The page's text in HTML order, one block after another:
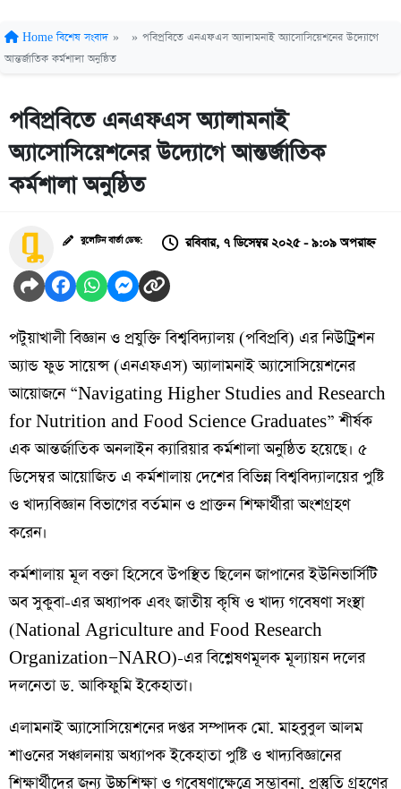
Home বিশেষ সংবাদ » » পবিপ্রবিতে এনএফএস অ্যালামনাই অ্যাসোসিয়েশনের উদ্যোগে
আন্তর্জাতিক কর্মশালা অনুষ্ঠিত
পবিপ্রবিতে এনএফএস অ্যালামনাই
অ্যাসোসিয়েশনের উদ্যোগে আন্তর্জাতিক
কর্মশালা অনুষ্ঠিত
বুলেটিন বার্তা ডেস্ক: রবিবার, ৭ ডিসেম্বর ২০২৫ - ৯:০৯ অপরাহ্ন
পটুয়াখালী বিজ্ঞান ও প্রযুক্তি বিশ্ববিদ্যালয় (পবিপ্রবি) এর নিউট্রিশন
অ্যান্ড ফুড সায়েন্স (এনএফএস) অ্যালামনাই অ্যাসোসিয়েশনের
আয়োজনে “Navigating Higher Studies and Research
for Nutrition and Food Science Graduates” শীর্ষক
এক আন্তর্জাতিক অনলাইন ক্যারিয়ার কর্মশালা অনুষ্ঠিত হয়েছে। ৫
ডিসেম্বর আয়োজিত এ কর্মশালায় দেশের বিভিন্ন বিশ্ববিদ্যালয়ের পুষ্টি
ও খাদ্যবিজ্ঞান বিভাগের বর্তমান ও প্রাক্তন শিক্ষার্থীরা অংশগ্রহণ
করেন।
কর্মশালায় মূল বক্তা হিসেবে উপস্থিত ছিলেন জাপানের ইউনিভার্সিটি
অব সুকুবা-এর অধ্যাপক এবং জাতীয় কৃষি ও খাদ্য গবেষণা সংস্থা
(National Agriculture and Food Research
Organization—NARO)-এর বিশ্লেষণমূলক মূল্যায়ন দলের
দলনেতা ড. আকিফুমি ইকেহাতা।
এলামনাই অ্যাসোসিয়েশনের দপ্তর সম্পাদক মো. মাহবুবুল আলম
শাওনের সঞ্চালনায় অধ্যাপক ইকেহাতা পুষ্টি ও খাদ্যবিজ্ঞানের
শিক্ষার্থীদের জন্য উচ্চশিক্ষা ও গবেষণাক্ষেত্রে সম্ভাবনা, প্রস্তুতি গ্রহণের